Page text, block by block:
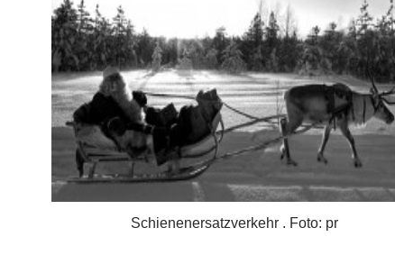
Schienenersatzverkehr . Foto: pr